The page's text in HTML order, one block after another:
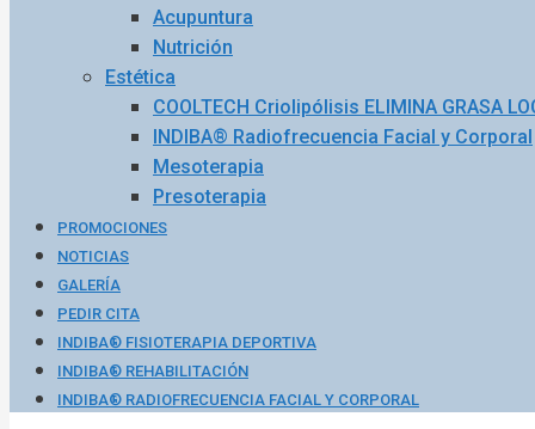
Acupuntura
Nutrición
Estética
COOLTECH Criolipólisis ELIMINA GRASA
INDIBA® Radiofrecuencia Facial y Corporal
Mesoterapia
Presoterapia
PROMOCIONES
NOTICIAS
GALERÍA
PEDIR CITA
INDIBA® FISIOTERAPIA DEPORTIVA
INDIBA® REHABILITACIÓN
INDIBA® RADIOFRECUENCIA FACIAL Y CORPORAL